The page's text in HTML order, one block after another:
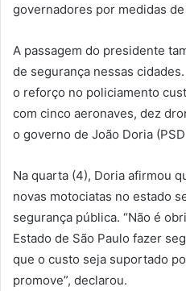
governadores por medidas
A passagem do presidente
de segurança nessas
o reforço no policiamento
com cinco aeronaves, dez
o governo de João Doria
Na quarta (4), Doria afirmou
novas motociatas no estado
segurança pública. “Não é
Estado de São Paulo fazer
que o custo seja suportado
promove”, declarou.